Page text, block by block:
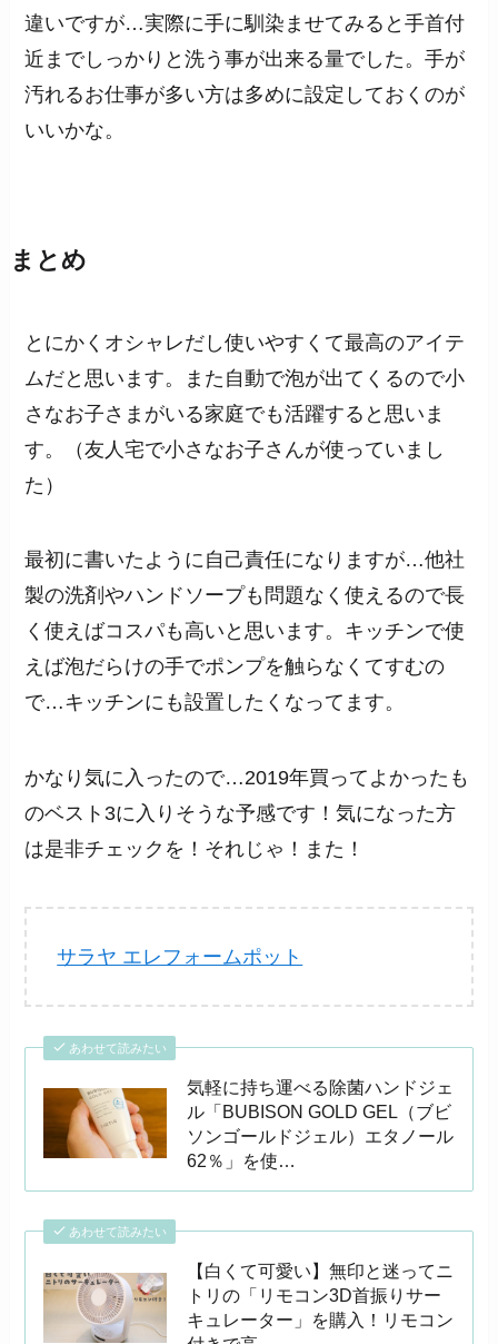
違いですが…実際に手に馴染ませてみると手首付
近までしっかりと洗う事が出来る量でした。手が
汚れるお仕事が多い方は多めに設定しておくのが
いいかな。
まとめ
とにかくオシャレだし使いやすくて最高のアイテ
ムだと思います。また自動で泡が出てくるので小
さなお子さまがいる家庭でも活躍すると思いま
す。（友人宅で小さなお子さんが使っていまし
た）
最初に書いたように自己責任になりますが…他社
製の洗剤やハンドソープも問題なく使えるので長
く使えばコスパも高いと思います。キッチンで使
えば泡だらけの手でポンプを触らなくてすむの
で…キッチンにも設置したくなってます。
かなり気に入ったので…2019年買ってよかったも
のベスト3に入りそうな予感です！気になった方
は是非チェックを！それじゃ！また！
サラヤ エレフォームポット
あわせて読みたい
気軽に持ち運べる除菌ハンドジェ
ル「BUBISON GOLD GEL（ブビ
ソンゴールドジェル）エタノール
62％」を使…
あわせて読みたい
【白くて可愛い】無印と迷ってニ
トリの「リモコン3D首振りサー
キュレーター」を購入！リモコン